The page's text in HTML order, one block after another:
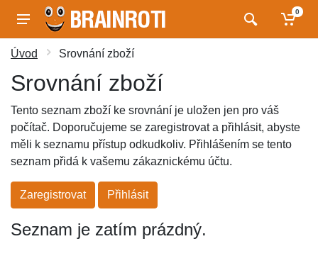
0
Úvod Srovnání zboží
Srovnání zboží
Tento seznam zboží ke srovnání je uložen jen pro váš
počítač. Doporučujeme se zaregistrovat a přihlásit, abyste
měli k seznamu přístup odkudkoliv. Přihlášením se tento
seznam přidá k vašemu zákaznickému účtu.
Zaregistrovat Přihlásit
Seznam je zatím prázdný.